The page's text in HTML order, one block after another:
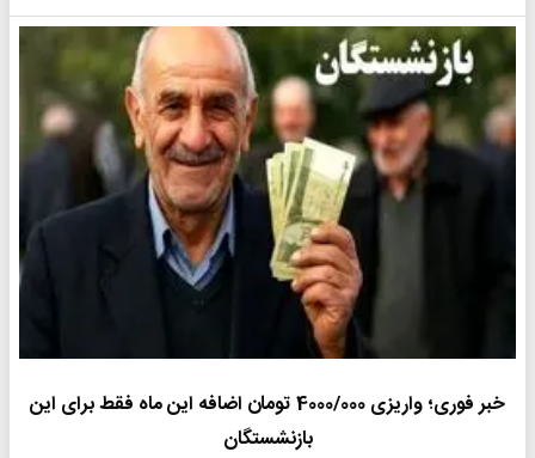
خبر فوری؛ واریزی 4000/000 تومان اضافه این ماه فقط برای این
بازنشستگان